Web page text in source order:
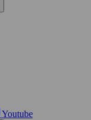
Youtube